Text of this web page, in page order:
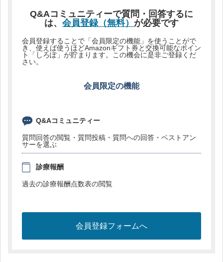
Q&Aコミュニティーで質問・回答するに
は、 会員登録（無料） が必要です
会員登録することで「会員限定の機能」を使うことがで
き、使えば使うほどAmazonギフト券と交換可能なポイン
ト「しろぽ」が貯まります。この機会に是非ご登録くだ
さい。
会員限定の機能
Q&Aコミュニティー
質問回答の閲覧・質問投稿・質問への回答・ベストアン
サーを選ぶ
診療報酬
過去の診療報酬点数表の閲覧
会員登録フォームへ